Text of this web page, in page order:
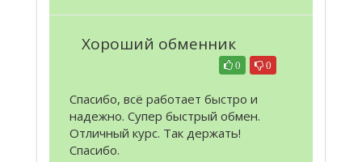
Хороший обменник
0
0
Спасибо, всё работает быстро и
надежно. Супер быстрый обмен.
Отличный курс. Так держать!
Спасибо.